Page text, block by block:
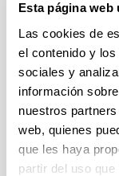
Esta página web
Las cookies de
el contenido y
sociales y
información
nuestros
web, quienes
que les haya
partir del uso
Calidad y